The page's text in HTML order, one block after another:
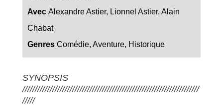
Avec Alexandre Astier, Lionnel Astier, Alain
Chabat
GenresComédie, Aventure, Historique
SYNOPSIS
///////////////////////////////////////////////////////////////////////
/////